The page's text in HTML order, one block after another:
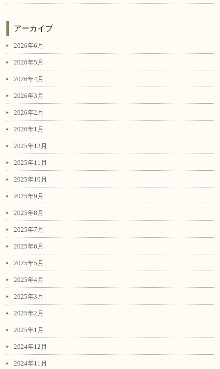
アーカイブ
2026年6月
2026年5月
2026年4月
2026年3月
2026年2月
2026年1月
2025年12月
2025年11月
2025年10月
2025年9月
2025年8月
2025年7月
2025年6月
2025年5月
2025年4月
2025年3月
2025年2月
2025年1月
2024年12月
2024年11月